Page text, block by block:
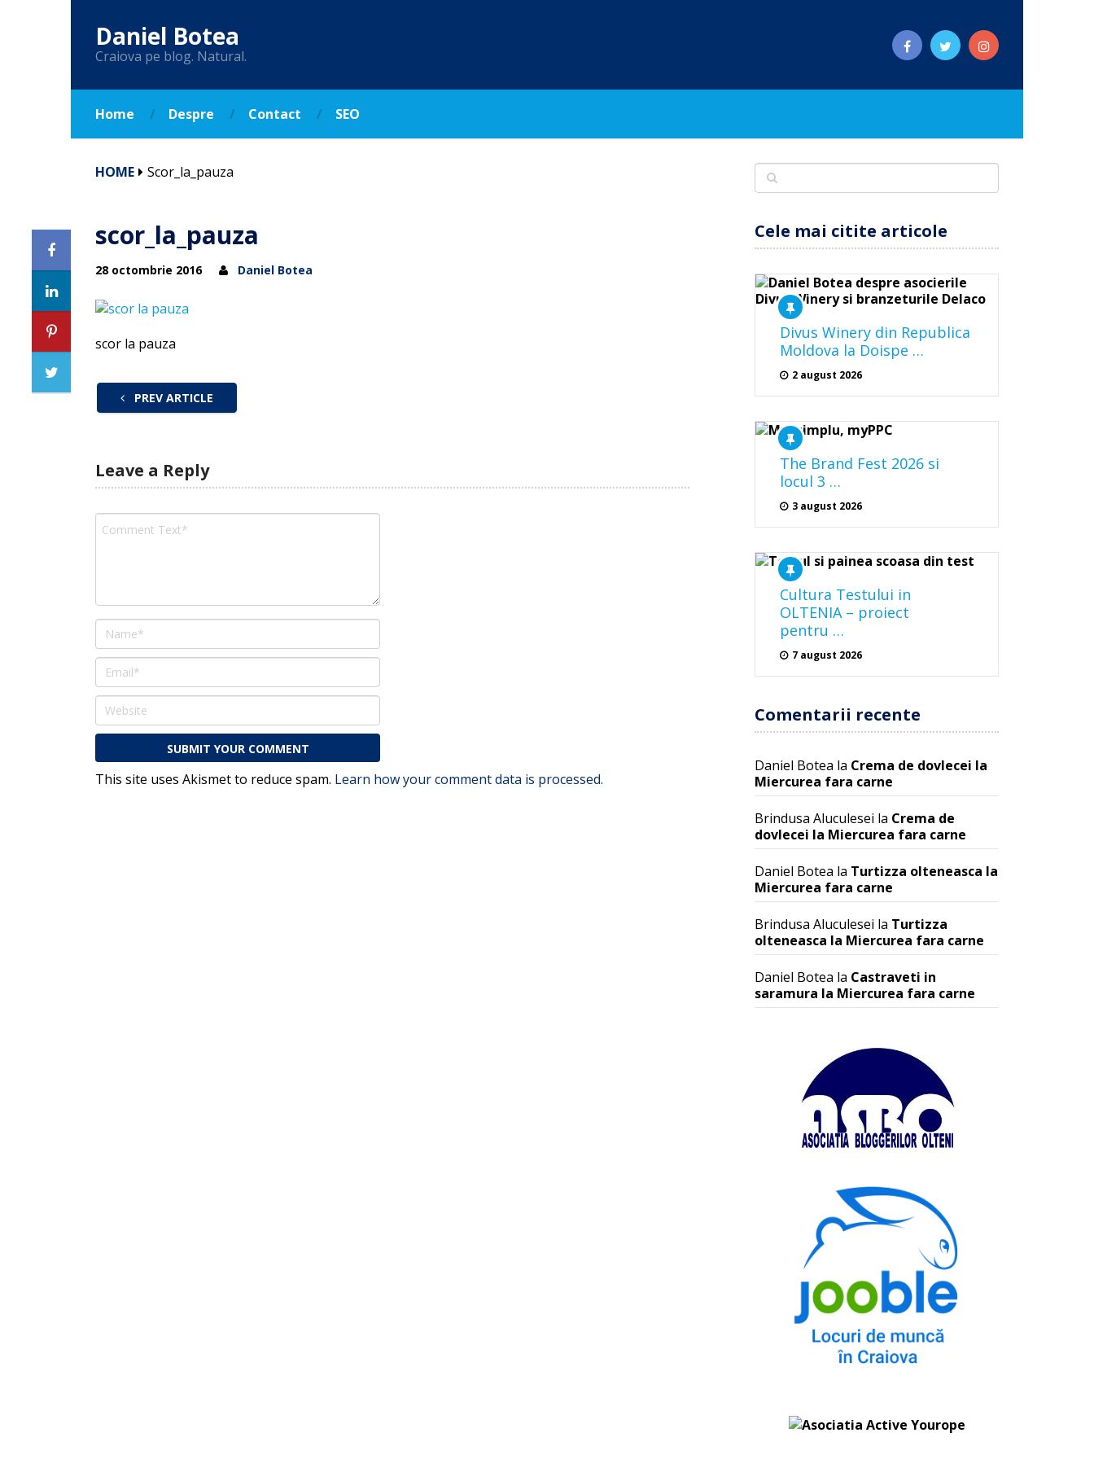
Daniel Botea
Craiova pe blog. Natural.
Home Despre Contact SEO
HOME Scor_la_pauza
scor_la_pauza
28 octombrie 2016 Daniel Botea
scor la pauza
PREV ARTICLE
Leave a Reply
This site uses Akismet to reduce spam. Learn how your comment data is processed.
Cele mai citite articole
Divus Winery din Republica
Moldova la Doispe …
2 august 2026
The Brand Fest 2026 si
locul 3 …
3 august 2026
Cultura Testului in
OLTENIA – proiect
pentru …
7 august 2026
Comentarii recente
Daniel Botea la Crema de dovlecei la
Miercurea fara carne
Brindusa Aluculesei la Crema de
dovlecei la Miercurea fara carne
Daniel Botea la Turtizza olteneasca la
Miercurea fara carne
Brindusa Aluculesei la Turtizza
olteneasca la Miercurea fara carne
Daniel Botea la Castraveti in
saramura la Miercurea fara carne